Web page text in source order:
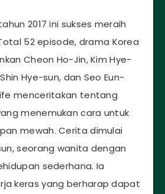
2017 ini sukses meraih
52 episode, drama Korea
Cheon Ho-Jin, Kim Hye-
Hye-sun, dan Seo Eun-
menceritakan tentang
menemukan cara untuk
mewah. Cerita dimulai
seorang wanita dengan
sederhana. Ia
keras yang berharap dapat